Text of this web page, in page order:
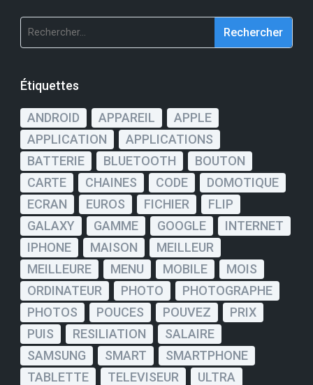
Rechercher :
Étiquettes
ANDROID APPAREIL
APPLE
APPLICATION
APPLICATIONS
BATTERIE
BLUETOOTH
BOUTON
CARTE
CHAINES CODE
DOMOTIQUE
ECRAN
EUROS FICHIER
FLIP
GALAXY
GAMME GOOGLE
INTERNET
IPHONE
MAISON
MEILLEUR
MEILLEURE
MENU MOBILE
MOIS
ORDINATEUR
PHOTO
PHOTOGRAPHE
PHOTOS
POUCES POUVEZ
PRIX
PUIS
RESILIATION
SALAIRE
SAMSUNG
SMART
SMARTPHONE
TABLETTE
TELEVISEUR
ULTRA